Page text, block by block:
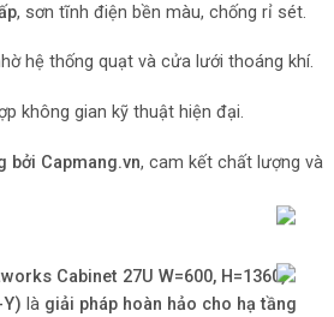
, sơn tĩnh điện bền màu, chống rỉ sét.
hệ thống quạt và cửa lưới thoáng khí.
không gian kỹ thuật hiện đại.
bởi Capmang.vn, cam kết chất lượng và
Cabinet 27U W=600, H=1360,
là giải pháp hoàn hảo cho hạ tầng